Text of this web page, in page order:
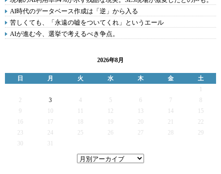
AI時代のデータベース作成は「逆」から入る
苦しくても、「永遠の嘘をついてくれ」というエール
AIが進む今、選挙で考えるべき争点。
2026年8月
日 月 火 水 木 金
土
2
3 4 5 6 7
9
12 13 14
15
16
17 19 20 21
22
23
24 25 26 27 28
29
30
31